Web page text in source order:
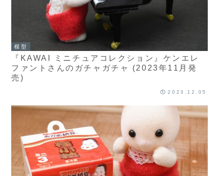
模型
『KAWAI ミニチュアコレクション』ケンエレ
ファントさんのガチャガチャ (2023年11月発
売)
2023.12.05